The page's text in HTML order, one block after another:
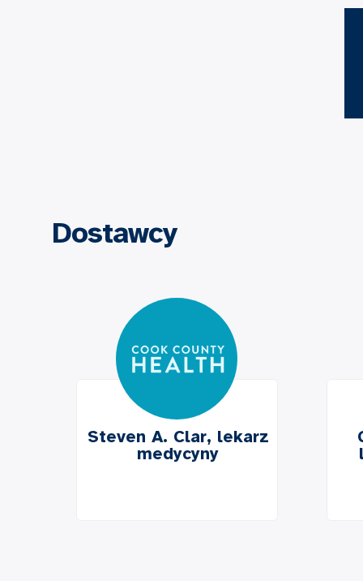
Dostawcy
Steven A. Clar, lekarz
medycyny